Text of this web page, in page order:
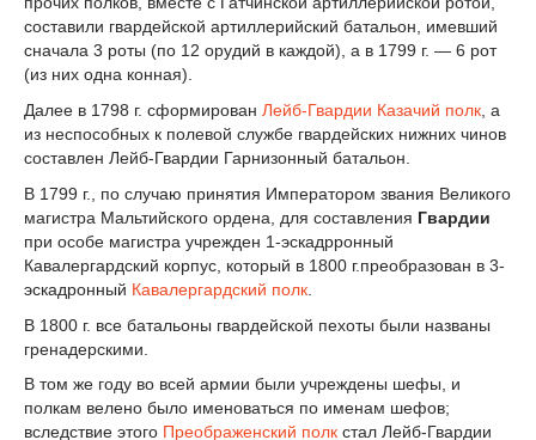
составили гвардейской артиллерийский батальон, имевший
сначала 3 роты (по 12 орудий в каждой), а в 1799 г. — 6 рот
(из них одна конная).
Далее в 1798 г. сформирован Лейб-Гвардии Казачий полк , а
из неспособных к полевой службе гвардейских нижних чинов
составлен Лейб-Гвардии Гарнизонный батальон.
В 1799 г., по случаю принятия Императором звания Великого
магистра Мальтийского ордена, для составления Гвардии
при особе магистра учрежден 1-эскадрронный
Кавалергардский корпус, который в 1800 г.преобразован в 3-
эскадронный Кавалергардский полк
В 1800 г. все батальоны гвардейской пехоты были названы
гренадерскими.
В том же году во всей армии были учреждены шефы, и
полкам велено было именоваться по именам шефов;
вследствие этого Преображенский полк стал Лейб-Гвардии